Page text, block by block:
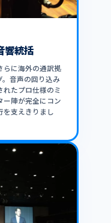
響統括
らに海外の通訳拠
音声の回り込み
れたプロ仕様のミ
ー陣が完全にコン
を支えきりまし